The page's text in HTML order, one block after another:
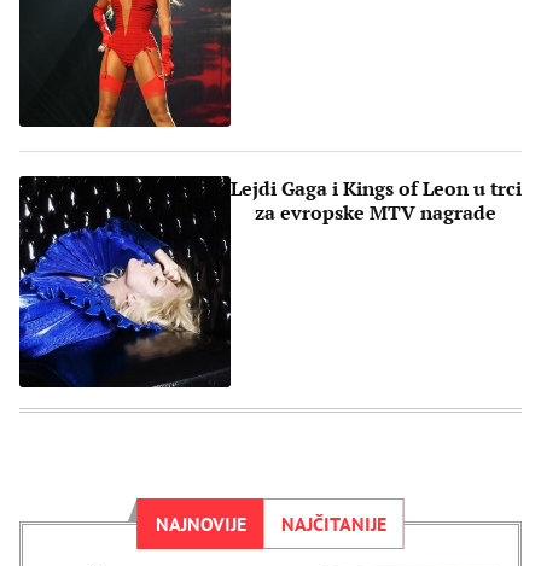
Lejdi Gaga i Kings of Leon u trci
za evropske MTV nagrade
NAJNOVIJE NAJČITANIJE